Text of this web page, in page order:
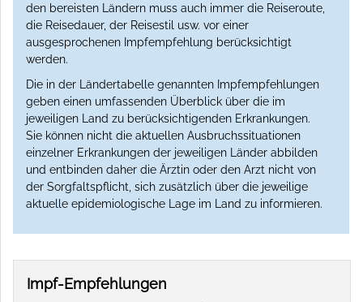
den bereisten Ländern muss auch immer die Reiseroute,
die Reisedauer, der Reisestil usw. vor einer
ausgesprochenen Impfempfehlung berücksichtigt
werden.
Die in der Ländertabelle genannten Impfempfehlungen
geben einen umfassenden Überblick über die im
jeweiligen Land zu berücksichtigenden Erkrankungen.
Sie können nicht die aktuellen Ausbruchssituationen
einzelner Erkrankungen der jeweiligen Länder abbilden
und entbinden daher die Ärztin oder den Arzt nicht von
der Sorgfaltspflicht, sich zusätzlich über die jeweilige
aktuelle epidemiologische Lage im Land zu informieren.
Impf-Empfehlungen